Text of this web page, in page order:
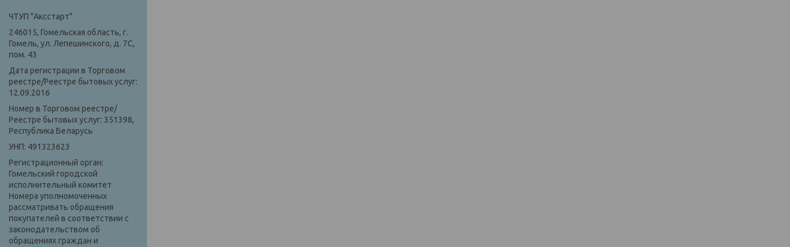
ЧТУП "Аксстарт"
246015, Гомельская область, г.
Гомель, ул. Лепешинского, д. 7С,
пом. 43
Дата регистрации в Торговом
реестре/Реестре бытовых услуг:
12.09.2016
Номер в Торговом реестре/
Реестре бытовых услуг: 351398,
Республика Беларусь
УНП: 491323623
Регистрационный орган:
Гомельский городской
исполнительный комитет
Номера уполномоченных
рассматривать обращения
покупателей в соответствии с
законодательством об
обращениях граждан и